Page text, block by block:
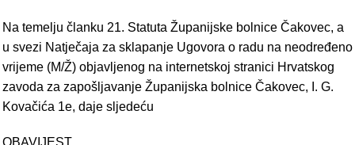
Na temelju članku 21. Statuta Županijske bolnice Čakovec, a
u svezi Natječaja za sklapanje Ugovora o radu na neodređeno
vrijeme (M/Ž) objavljenog na internetskoj stranici Hrvatskog
zavoda za zapošljavanje Županijska bolnice Čakovec, I. G.
Kovačića 1e, daje sljedeću
OBAVIJEST